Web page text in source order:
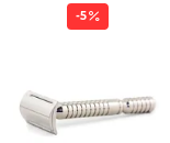
-5